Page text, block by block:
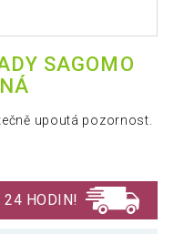
SAGOMO
upoutá pozornost.
24 HODIN!